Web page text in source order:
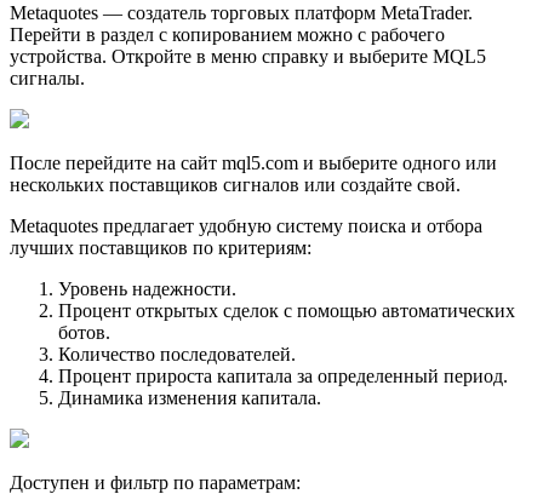
Metaquotes — создатель торговых платформ MetaTrader.
Перейти в раздел с копированием можно с рабочего
устройства. Откройте в меню справку и выберите MQL5
сигналы.
После перейдите на сайт mql5.com и выберите одного или
нескольких поставщиков сигналов или создайте свой.
Metaquotes предлагает удобную систему поиска и отбора
лучших поставщиков по критериям:
Уровень надежности.
Процент открытых сделок с помощью автоматических
ботов.
Количество последователей.
Процент прироста капитала за определенный период.
Динамика изменения капитала.
Доступен и фильтр по параметрам: